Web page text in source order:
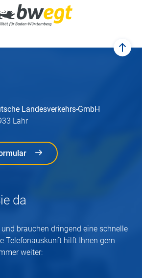
zum
Landesverkehrs-GmbH
Lahr
da
brauchen dringend eine schnelle
Telefonauskunft hilft Ihnen gern
weiter: